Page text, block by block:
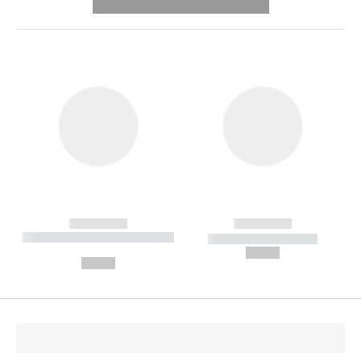
------------
----------- ----------- --------
------------
----------- -----------